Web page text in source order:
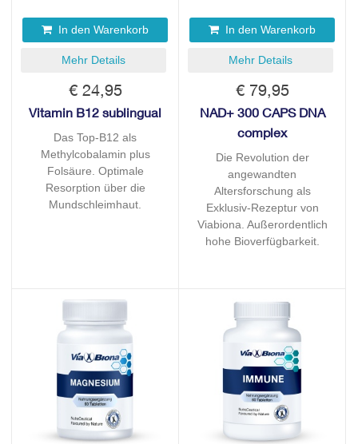
In den Warenkorb
Mehr Details
€ 24,95
Vitamin B12 sublingual
Das Top-B12 als
Methylcobalamin plus
Folsäure. Optimale
Resorption über die
Mundschleimhaut.
In den Warenkorb
Mehr Details
€ 79,95
NAD+ 300 CAPS DNA
complex
Die Revolution der
angewandten
Altersforschung als
Exklusiv-Rezeptur von
Viabiona. Außerordentlich
hohe Bioverfügbarkeit.